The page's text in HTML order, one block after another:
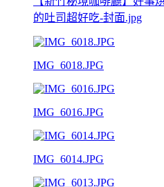
的吐司超好吃-封面.jpg
IMG_6018.JPG
IMG_6016.JPG
IMG_6014.JPG